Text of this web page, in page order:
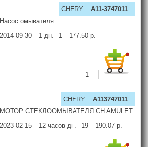
CHERY
A11-3747011
Насос омывателя
2014-09-30
1 дн. 1 177.50 р.
CHERY
A113747011
МОТОР СТЕКЛООМЫВАТЕЛЯ CH AMULET
2023-02-15
12 часов дн. 19 190.07 р.